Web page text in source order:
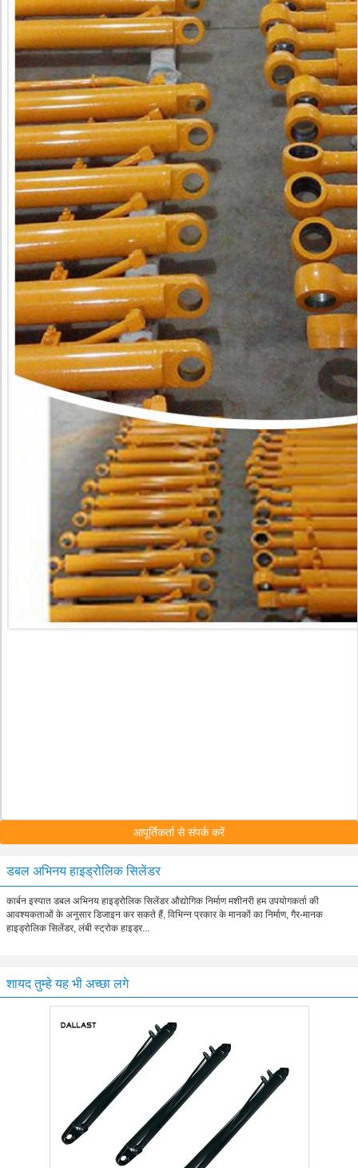
आपूर्तिकर्ता से संपर्क करें
डबल अभिनय हाइड्रोलिक सिलेंडर
कार्बन इस्पात डबल अभिनय हाइड्रोलिक सिलेंडर औद्योगिक निर्माण मशीनरी हम उपयोगकर्ता की
आवश्यकताओं के अनुसार डिजाइन कर सकते हैं, विभिन्न प्रकार के मानकों का निर्माण, गैर-मानक
हाइड्रोलिक सिलेंडर, लंबी स्ट्रोक हाइड्र...
शायद तुम्हे यह भी अच्छा लगे